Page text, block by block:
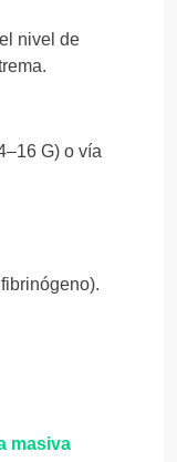
nivel de
G) o vía
masiva